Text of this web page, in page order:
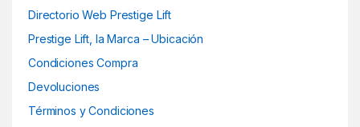
Directorio Web Prestige Lift
Prestige Lift, la Marca – Ubicación
Condiciones Compra
Devoluciones
Términos y Condiciones